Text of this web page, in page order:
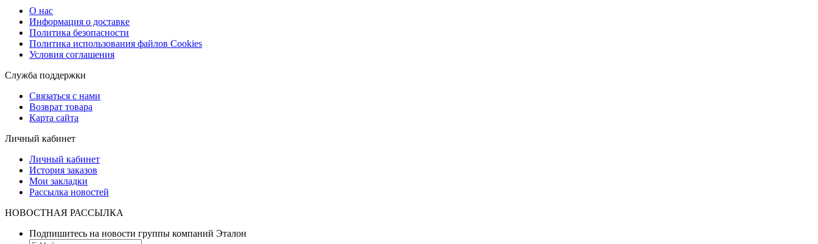
О нас
Информация о доставке
Политика безопасности
Политика использования файлов Сookies
Условия соглашения
Служба поддержки
Связаться с нами
Возврат товара
Карта сайта
Личный кабинет
Личный кабинет
История заказов
Мои закладки
Рассылка новостей
НОВОСТНАЯ РАССЫЛКА
Подпишитесь на новости группы компаний Эталон